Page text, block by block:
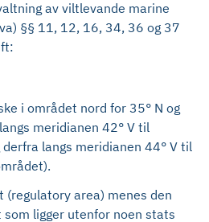
av viltlevande marine
§§ 11, 12, 16, 34, 36 og 37
i området nord for 35° N og
meridianen 42° V til
derfra langs meridianen 44° V til
(regulatory area) menes den
som ligger utenfor noen stats